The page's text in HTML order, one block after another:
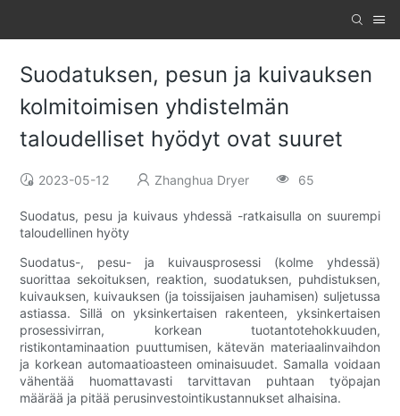
Suodatuksen, pesun ja kuivauksen
kolmitoimisen yhdistelmän
taloudelliset hyödyt ovat suuret
2023-05-12 Zhanghua Dryer 65
Suodatus, pesu ja kuivaus yhdessä -ratkaisulla on suurempi
taloudellinen hyöty
Suodatus-, pesu- ja kuivausprosessi (kolme yhdessä)
suorittaa sekoituksen, reaktion, suodatuksen, puhdistuksen,
kuivauksen, kuivauksen (ja toissijaisen jauhamisen) suljetussa
astiassa. Sillä on yksinkertaisen rakenteen, yksinkertaisen
prosessivirran, korkean tuotantotehokkuuden,
ristikontaminaation puuttumisen, kätevän materiaalinvaihdon
ja korkean automaatioasteen ominaisuudet. Samalla voidaan
vähentää huomattavasti tarvittavan puhtaan työpajan
määrää ja pitää perusinvestointikustannukset alhaisina.